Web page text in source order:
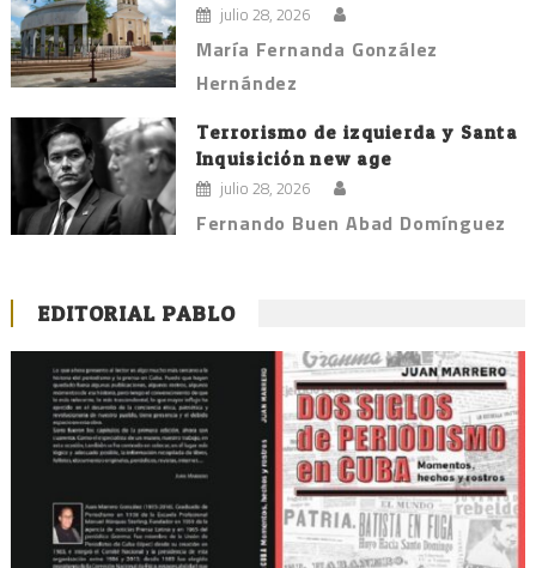
julio 28, 2026
María Fernanda González
Hernández
Terrorismo de izquierda y Santa
Inquisición new age
julio 28, 2026
Fernando Buen Abad Domínguez
EDITORIAL PABLO